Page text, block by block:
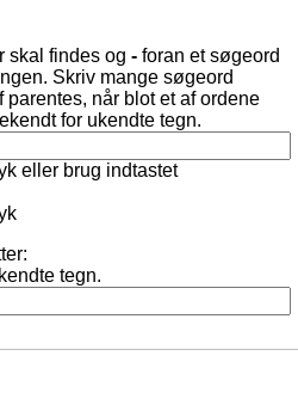
skal findes og - foran et søgeord
Skriv mange søgeord
parentes, når blot et af ordene
for ukendte tegn.
eller brug indtastet
tegn.